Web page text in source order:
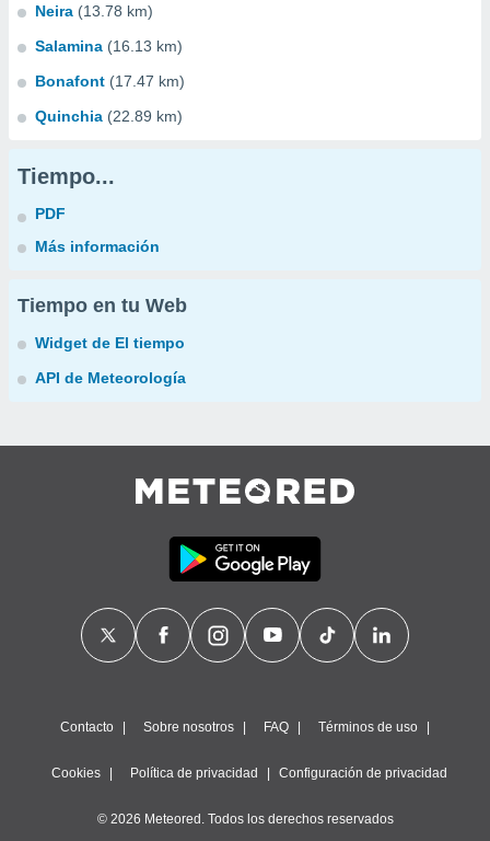
Neira (13.78 km)
Salamina (16.13 km)
Bonafont (17.47 km)
Quinchia (22.89 km)
Tiempo...
PDF
Más información
Tiempo en tu Web
Widget de El tiempo
API de Meteorología
Contacto Sobre nosotros FAQ Términos de uso
Cookies Política de privacidad Configuración de privacidad
© 2026 Meteored. Todos los derechos reservados